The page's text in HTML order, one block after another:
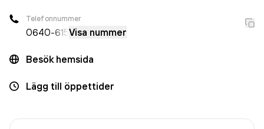
Telefonnummer
0640-615Visa nummer
Besök hemsida
Lägg till öppettider